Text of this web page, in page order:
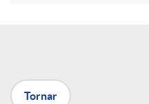
X
Tornar